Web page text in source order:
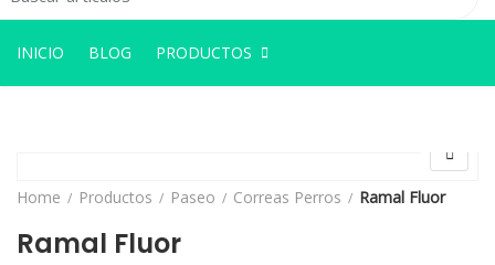
INICIO BLOG PRODUCTOS
Home Productos Paseo Correas Perros Ramal Fluor
Ramal Fluor